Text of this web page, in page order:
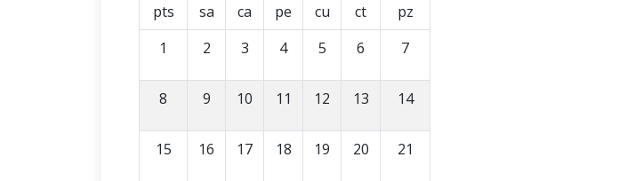
pts
sa ca pe cu ct
pz
1
2 3 4 5 6 7
8 9 10 11 12 13 14
15 16 17 18 19 20 21